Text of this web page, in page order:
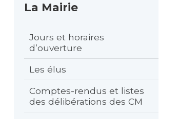
La Mairie
Jours et horaires
d’ouverture
Les élus
Comptes-rendus et listes
des délibérations des CM